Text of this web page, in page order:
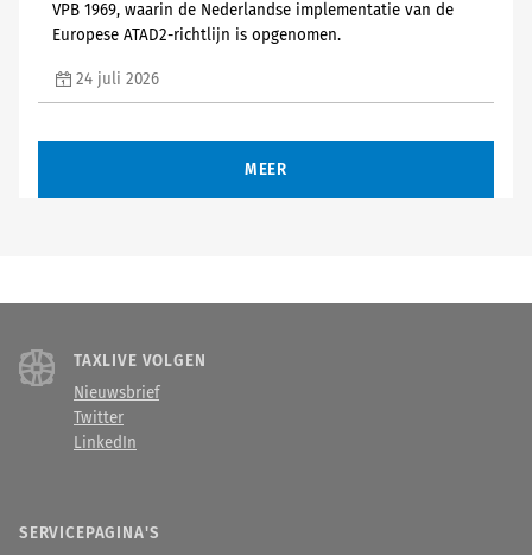
VPB 1969, waarin de Nederlandse implementatie van de
Europese ATAD2-richtlijn is opgenomen.
24 juli 2026
MEER
TAXLIVE VOLGEN
Nieuwsbrief
Twitter
LinkedIn
SERVICEPAGINA'S